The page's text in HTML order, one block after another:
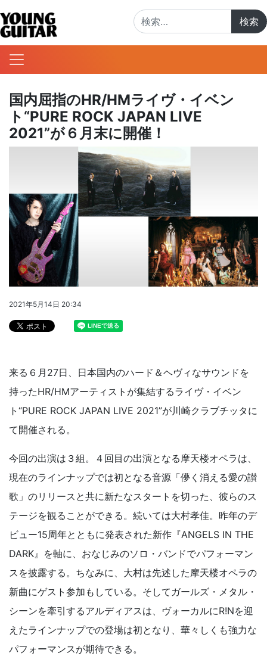
国内屈指のHR/HMライヴ・イベン
ト“PURE ROCK JAPAN LIVE
2021”が６月末に開催！
2021年5月14日 20:34
来る６月27日、日本国内のハード＆ヘヴィなサウンドを
持ったHR/HMアーティストが集結するライヴ・イベン
ト“PURE ROCK JAPAN LIVE 2021”が川崎クラブチッタに
て開催される。
今回の出演は３組。４回目の出演となる摩天楼オペラは、
現在のラインナップでは初となる音源「儚く消える愛の讃
歌」のリリースと共に新たなスタートを切った、彼らのス
テージを観ることができる。続いては大村孝佳。昨年のデ
ビュー15周年とともに発表された新作『ANGELS IN THE
DARK』を軸に、おなじみのソロ・バンドでパフォーマン
スを披露する。ちなみに、大村は先述した摩天楼オペラの
新曲にゲスト参加もしている。そしてガールズ・メタル・
シーンを牽引するアルディアスは、ヴォーカルにR!Nを迎
えたラインナップでの登場は初となり、華々しくも強力な
パフォーマンスが期待できる。